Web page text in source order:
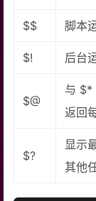
$$ 脚本
$! 后台
$@
与 $*
返回
$?
显示
其他